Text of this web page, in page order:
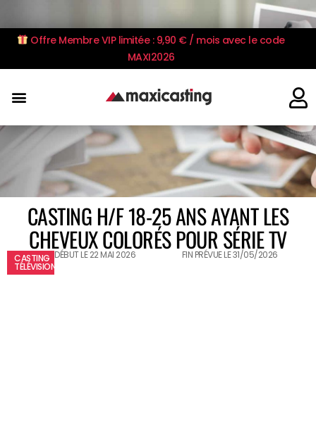
Offre Membre VIP limitée : 9,90 € / mois avec le code
MAXI2026
CASTING H/F 18-25 ANS AYANT LES
CHEVEUX COLORÉS POUR SÉRIE TV
CASTING
TÉLÉVISION
DÉBUT LE 22 MAI 2026 FIN PRÉVUE LE 31/05/2026